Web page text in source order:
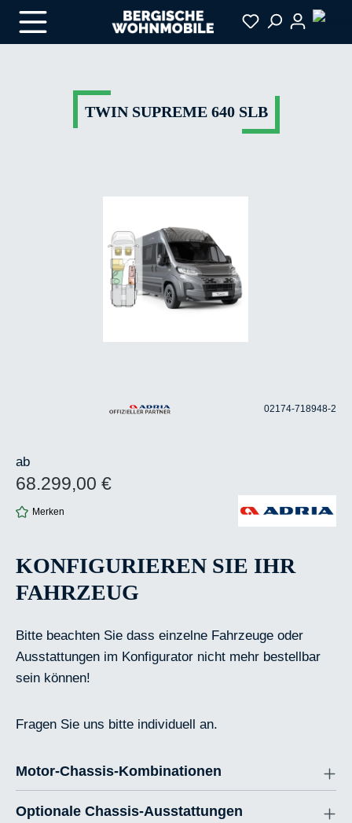
TWIN SUPREME 640 SLB
02174-718948-2
ab
Regulärer Preis:
68.299,00 €
Merken
KONFIGURIEREN SIE IHR
FAHRZEUG
Bitte beachten Sie dass einzelne Fahrzeuge oder
Ausstattungen im Konfigurator nicht mehr bestellbar
sein können!
Fragen Sie uns bitte individuell an.
Motor-Chassis-Kombinationen
Optionale Chassis-Ausstattungen